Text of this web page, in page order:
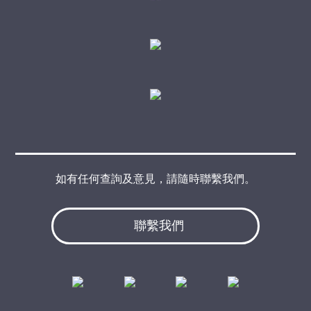
聯繫我們
如有任何查詢及意見，請隨時聯繫我們。